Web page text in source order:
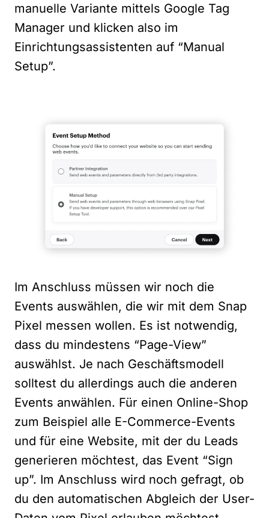
manuelle Variante mittels Google Tag
Manager und klicken also im
Einrichtungsassistenten auf “Manual
Setup”.
Im Anschluss müssen wir noch die
Events auswählen, die wir mit dem Snap
Pixel messen wollen. Es ist notwendig,
dass du mindestens “Page-View”
auswählst. Je nach Geschäftsmodell
solltest du allerdings auch die anderen
Events anwählen. Für einen Online-Shop
zum Beispiel alle E-Commerce-Events
und für eine Website, mit der du Leads
generieren möchtest, das Event “Sign
up”. Im Anschluss wird noch gefragt, ob
du den automatischen Abgleich der User-